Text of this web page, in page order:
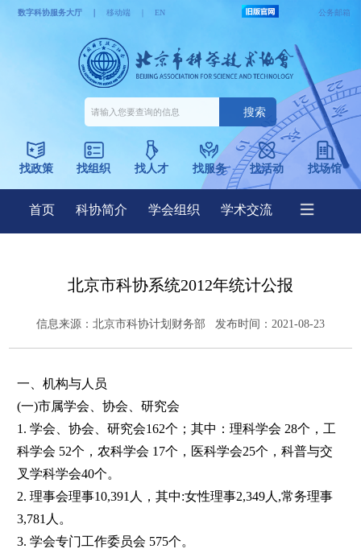
北京市科协系统2012年统计公报
信息来源： 北京市科协计划财务部 发布时间：2021-08-23
一、机构与人员
(一)市属学会、协会、研究会
1. 学会、协会、研究会162个；其中：理科学会 28个，工
科学会 52个，农科学会 17个，医科学会25个，科普与交
叉学科学会40个。
2. 理事会理事10,391人，其中:女性理事2,349人,常务理事
3,781人。
3. 学会专门工作委员会 575个。